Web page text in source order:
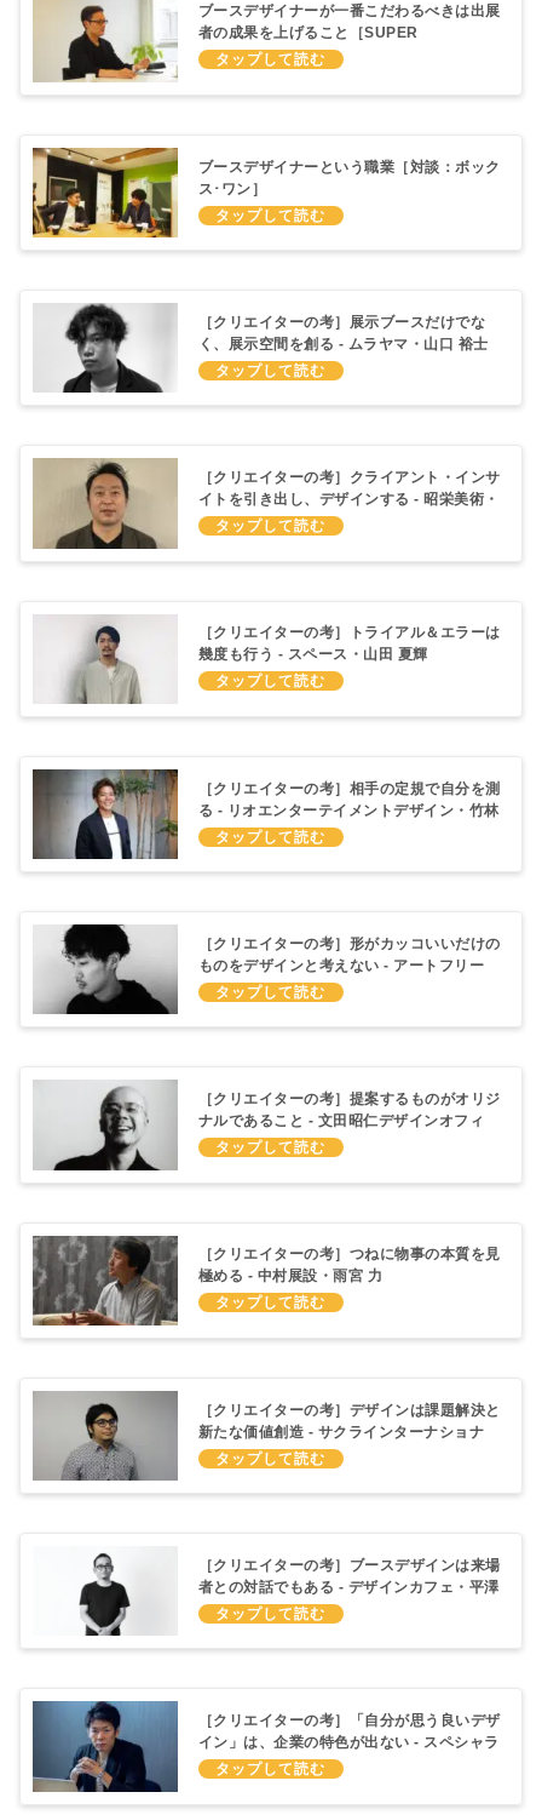
ブースデザイナーが一番こだわるべきは出展
者の成果を上げること［SUPER
PENGUIN・竹村 尚久 氏］
ブースデザイナーという職業［対談：ボック
ス･ワン］
［クリエイターの考］展示ブースだけでな
く、展示空間を創る - ムラヤマ・山口 裕士
［クリエイターの考］クライアント・インサ
イトを引き出し、デザインする - 昭栄美術・
水野 智仁
［クリエイターの考］トライアル＆エラーは
幾度も行う - スペース・山田 夏輝
［クリエイターの考］相手の定規で自分を測
る - リオエンターテイメントデザイン・竹林
良太
［クリエイターの考］形がカッコいいだけの
ものをデザインと考えない - アートフリー
ク・近藤 正和
［クリエイターの考］提案するものがオリジ
ナルであること - 文田昭仁デザインオフィ
ス・文田 昭仁
［クリエイターの考］つねに物事の本質を見
極める - 中村展設・雨宮 力
［クリエイターの考］デザインは課題解決と
新たな価値創造 - サクラインターナショナ
ル・名嘉 朝樹
［クリエイターの考］ブースデザインは来場
者との対話でもある - デザインカフェ・平澤
太
［クリエイターの考］「自分が思う良いデザ
イン」は、企業の特色が出ない - スペシャラ
イズ・藤井 照雄